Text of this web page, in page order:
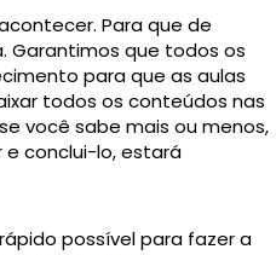
Para que de
Garantimos que todos os
para que as aulas
todos os conteúdos nas
você sabe mais ou menos,
conclui-lo, estará
possível para fazer a